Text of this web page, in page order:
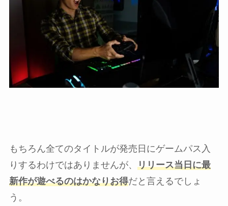
もちろん全てのタイトルが発売日にゲームパス入
りするわけではありませんが、 リリース当日に最
新作が遊べるのはかなりお得だと言えるでしょ
う。